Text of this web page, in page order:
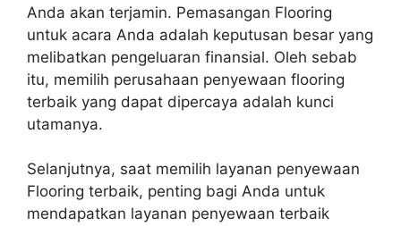
Anda akan terjamin. Pemasangan Flooring
untuk acara Anda adalah keputusan besar yang
melibatkan pengeluaran finansial. Oleh sebab
itu, memilih perusahaan penyewaan flooring
terbaik yang dapat dipercaya adalah kunci
utamanya.
Selanjutnya, saat memilih layanan penyewaan
Flooring terbaik, penting bagi Anda untuk
mendapatkan layanan penyewaan terbaik